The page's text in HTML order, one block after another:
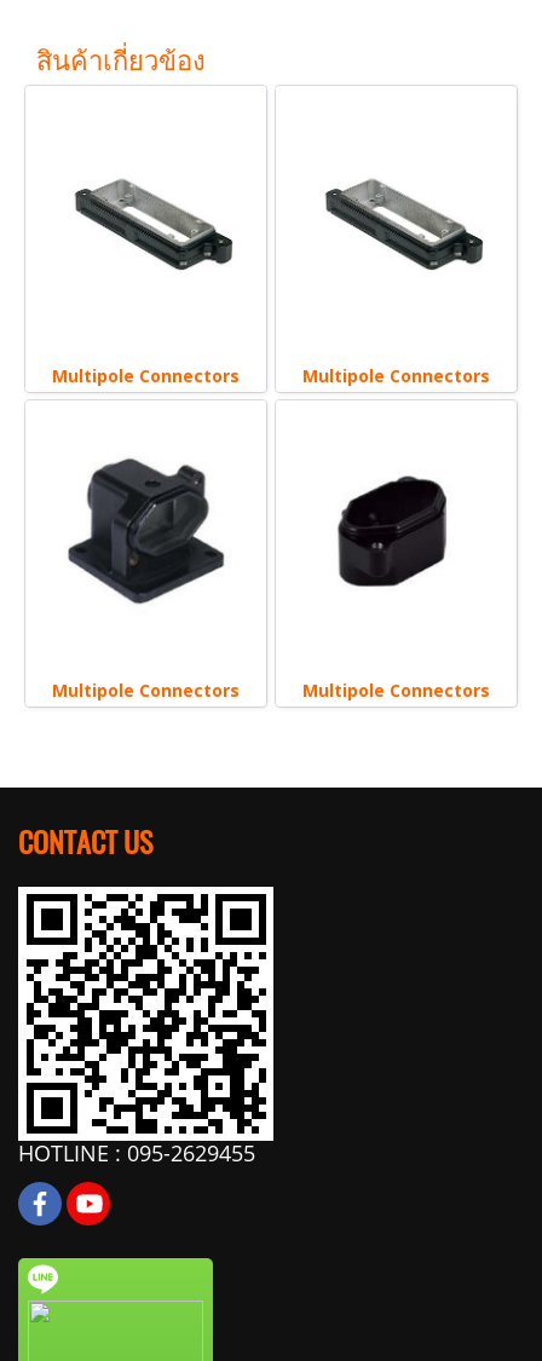
สินค้าเกี่ยวข้อง
Multipole Connectors Multipole Connectors
Multipole Connectors Multipole Connectors
CONTACT US
HOTLINE : 095-2629455